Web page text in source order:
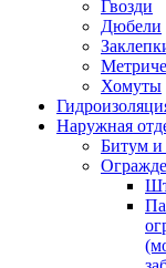
Гвозди
Дюбели
Хомуты
Наружная
Битум и